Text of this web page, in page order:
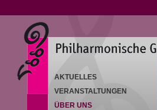
AKTUELLES
VERANSTALTUNGEN
ÜBER UNS